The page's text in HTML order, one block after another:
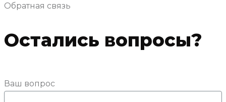
Обратная связь
Остались вопросы?
Ваш вопрос